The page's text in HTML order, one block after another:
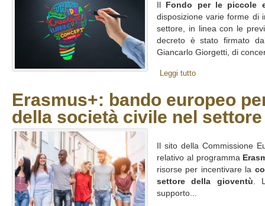
Fondo per le piccole
disposizione varie forme di
settore, in linea con le
decreto è stato firmato
Giancarlo Giorgetti, di
Leggi tutto
Erasmus+: bando europeo
della società civile nel
Il sito della Commissione
relativo al programma
risorse per incentivare la
settore della gioventù.
supporto...